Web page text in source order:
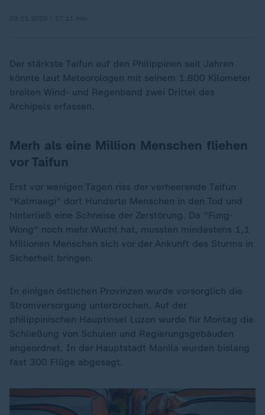
Der stärkste Taifun auf den Philippinen seit Jahren
könnte laut Meteorologen mit seinem 1.800 Kilometer
breiten Wind- und Regenband zwei Drittel des
Archipels erfassen.
Merh als eine Million Menschen fliehen
vor Taifun
Erst vor wenigen Tagen riss der verheerende Taifun
"Kalmaegi" dort Hunderte Menschen in den Tod und
hinterließ eine Schneise der Zerstörung. Da "Fung-
Wong" noch mehr Wucht hat, mussten mindestens 1,1
Millionen Menschen sich vor der Ankunft des Sturms in
Sicherheit bringen.
In einigen östlichen Provinzen wurde vorsorglich die
Stromversorgung unterbrochen. Auf der
philippinischen Hauptinsel Luzon wurde für Montag die
Schließung von Schulen und Regierungsgebäuden
angeordnet. In der Hauptstadt Manila wurden bislang
fast 300 Flüge abgesagt.